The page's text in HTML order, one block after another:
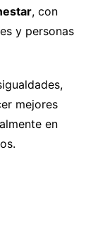
, con
y personas
mejores
en